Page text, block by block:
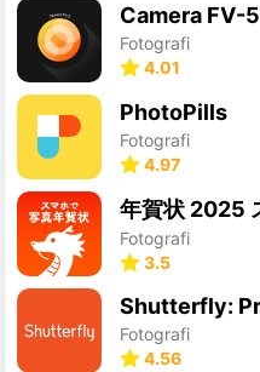
Camera FV-5
Fotografi
4.01
PhotoPills
Fotografi
4.97
Fotografi
3.5
Fotografi
4.56